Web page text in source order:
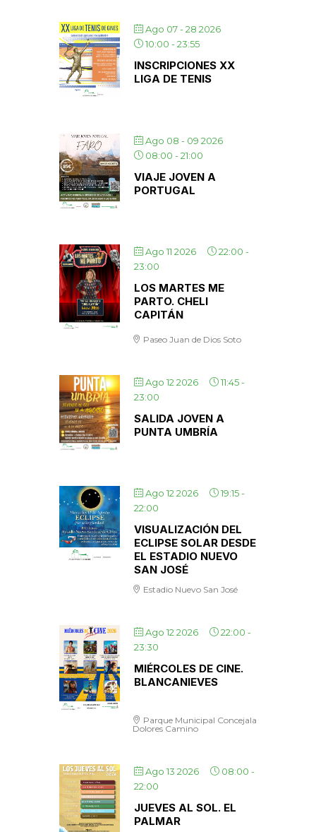
Ago 07 - 28 2026
10:00 -23:55
INSCRIPCIONES XX
LIGA DE TENIS
Ago 08 - 09 2026
08:00 -21:00
VIAJE JOVEN A
PORTUGAL
Ago 11 2026 22:00 -
23:00
LOS MARTES ME
PARTO. CHELI
CAPITÁN
Paseo Juan de Dios Soto
Ago 12 2026 11:45-
23:00
SALIDA JOVEN A
PUNTA UMBRÍA
Ago 12 2026 19:15-
22:00
VISUALIZACIÓN DEL
ECLIPSE SOLAR DESDE
EL ESTADIO NUEVO
SAN JOSÉ
Estadio Nuevo San José
Ago 12 2026 22:00 -
23:30
MIÉRCOLES DE CINE.
BLANCANIEVES
Parque Municipal Concejala
Dolores Camino
Ago 13 2026 08:00 -
22:00
JUEVES AL SOL. EL
PALMAR